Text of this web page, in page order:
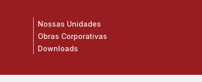
Nossas Unidades
Obras Corporativas
Downloads